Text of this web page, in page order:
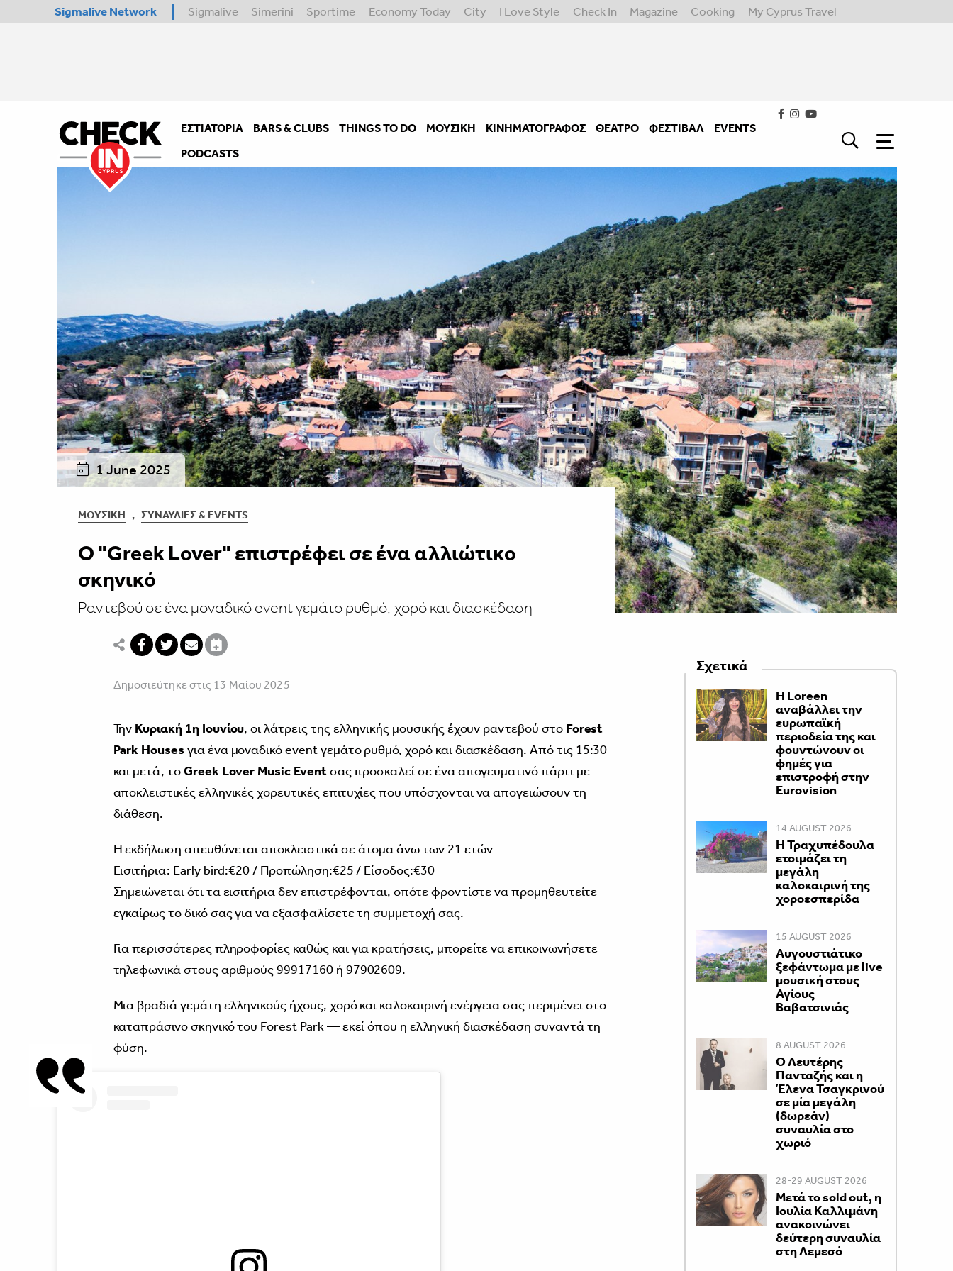
Sigmalive Network Sigmalive Simerini Sportime Economy Today City I Love Style Check In Magazine Cooking My Cyprus Travel
ΕΣΤΙΑΤΌΡΙΑ BARS & CLUBS THINGS TO DO ΜΟΥΣΙΚΉ ΚΙΝΗΜΑΤΟΓΡΆΦΟΣ ΘΈΑΤΡΟ ΦΕΣΤΙΒΑΛ
EVENTS
PODCASTS
1 June 2025
ΜΟΥΣΙΚΉ , ΣΥΝΑΥΛΊΕΣ & EVENTS
Ο "Greek Lover" επιστρέφει σε ένα αλλιώτικο
σκηνικό
Ραντεβού σε ένα μοναδικό event γεμάτο ρυθμό, χορό και διασκέδαση
Δημοσιεύτηκε στις 13 Μαΐου 2025
Την Κυριακή 1η Ιουνίου, οι λάτρεις της ελληνικής μουσικής έχουν ραντεβού στο Forest
Park Houses για ένα μοναδικό event γεμάτο ρυθμό, χορό και διασκέδαση. Από τις 15:30
και μετά, τοGreek Lover Music Eventσας προσκαλεί σε ένα απογευματινό πάρτι με
αποκλειστικές ελληνικές χορευτικές επιτυχίες που υπόσχονται να απογειώσουν τη
διάθεση.
Η εκδήλωση απευθύνεται αποκλειστικά σε άτομα άνω των 21 ετών
Εισιτήρια: Early bird:€20 / Προπώληση:€25 / Είσοδος:€30
Σημειώνεται ότι τα εισιτήρια δεν επιστρέφονται, οπότε φροντίστε να προμηθευτείτε
εγκαίρως το δικό σας για να εξασφαλίσετε τη συμμετοχή σας.
Για περισσότερες πληροφορίες καθώς και για κρατήσεις, μπορείτε να επικοινωνήσετε
τηλεφωνικά στους αριθμούς 99917160 ή 97902609.
Μια βραδιά γεμάτη ελληνικούς ήχους, χορό και καλοκαιρινή ενέργεια σας περιμένει στο
καταπράσινο σκηνικό του Forest Park — εκεί όπου η ελληνική διασκέδαση συναντά τη
φύση.
Σχετικά
Η Loreen
αναβάλλει την
ευρωπαϊκή
περιοδεία της και
φουντώνουν οι
φημές για
επιστροφή στην
Eurovision
14 AUGUST 2026
Η Τραχυπέδουλα
ετοιμάζει τη
μεγάλη
καλοκαιρινή της
χοροεσπερίδα
15 AUGUST 2026
Αυγουστιάτικο
ξεφάντωμα με live
μουσική στους
Αγίους
Βαβατσινιάς
8 AUGUST 2026
Ο Λευτέρης
Πανταζής και η
Έλενα Τσαγκρινού
σε μία μεγάλη
(δωρεάν)
συναυλία στο
χωριό
28-29 AUGUST 2026
Μετά το sold out, η
Ιουλία Καλλιμάνη
ανακοινώνει
δεύτερη συναυλία
στη Λεμεσό